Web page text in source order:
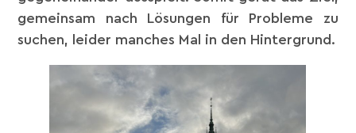
gemeinsam nach Lösungen für Probleme zu
suchen, leider manches Mal in den Hintergrund.